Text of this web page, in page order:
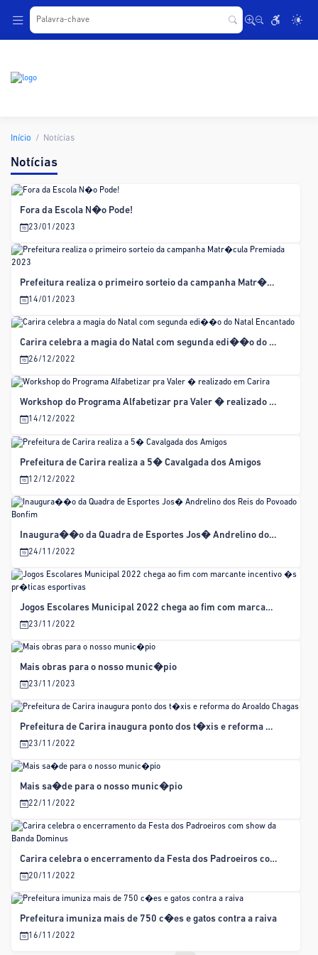
Início Notícias
Notícias
Fora da Escola N�o Pode!
23/01/2023
Prefeitura realiza o primeiro sorteio da campanha Matr�cula Premiada 2023
14/01/2023
Carira celebra a magia do Natal com segunda edi��o do Natal Encantado
26/12/2022
Workshop do Programa Alfabetizar pra Valer � realizado em Carira
14/12/2022
Prefeitura de Carira realiza a 5� Cavalgada dos Amigos
12/12/2022
Inaugura��o da Quadra de Esportes Jos� Andrelino dos Reis do Povoado Bonfim
24/11/2022
Jogos Escolares Municipal 2022 chega ao fim com marcante incentivo �s pr�ticas esportivas
23/11/2022
Mais obras para o nosso munic�pio
23/11/2023
Prefeitura de Carira inaugura ponto dos t�xis e reforma do Aroaldo Chagas
23/11/2022
Mais sa�de para o nosso munic�pio
22/11/2022
Carira celebra o encerramento da Festa dos Padroeiros com show da Banda Dominus
20/11/2022
Prefeitura imuniza mais de 750 c�es e gatos contra a raiva
16/11/2022